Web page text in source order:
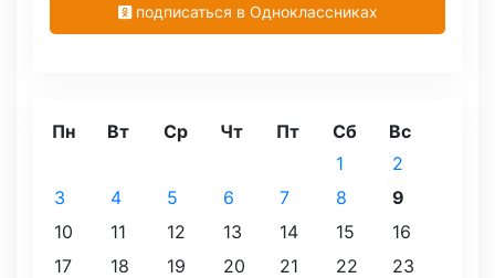
подписаться в Одноклассниках
Пн Вт Ср Чт Пт Сб Вс
1
2
3
4 5 6 7 8
9
10
11 12 13 14 15
16
17
18 19 20 21 22
23